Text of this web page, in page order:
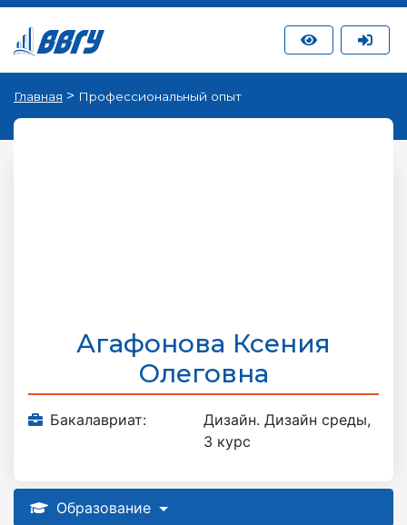
Главная > Профессиональный опыт
Агафонова Ксения
Олеговна
Бакалавриат:
Дизайн. Дизайн среды,
3 курс
Образование